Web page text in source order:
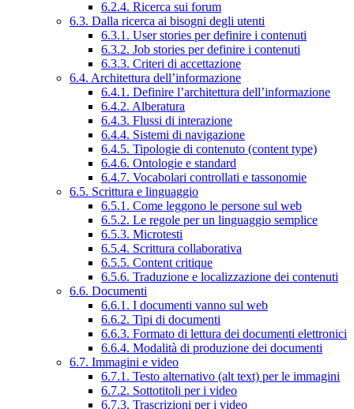
6.2.4. Ricerca sui forum
6.3. Dalla ricerca ai bisogni degli utenti
6.3.1. User stories per definire i contenuti
6.3.2. Job stories per definire i contenuti
6.3.3. Criteri di accettazione
6.4. Architettura dell’informazione
6.4.1. Definire l’architettura dell’informazione
6.4.2. Alberatura
6.4.3. Flussi di interazione
6.4.4. Sistemi di navigazione
6.4.5. Tipologie di contenuto (content type)
6.4.6. Ontologie e standard
6.4.7. Vocabolari controllati e tassonomie
6.5. Scrittura e linguaggio
6.5.1. Come leggono le persone sul web
6.5.2. Le regole per un linguaggio semplice
6.5.3. Microtesti
6.5.4. Scrittura collaborativa
6.5.5. Content critique
6.5.6. Traduzione e localizzazione dei contenuti
6.6. Documenti
6.6.1. I documenti vanno sul web
6.6.2. Tipi di documenti
6.6.3. Formato di lettura dei documenti elettronici
6.6.4. Modalità di produzione dei documenti
6.7. Immagini e video
6.7.1. Testo alternativo (alt text) per le immagini
6.7.2. Sottotitoli per i video
6.7.3. Trascrizioni per i video